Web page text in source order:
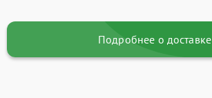
Подробнее о доставке